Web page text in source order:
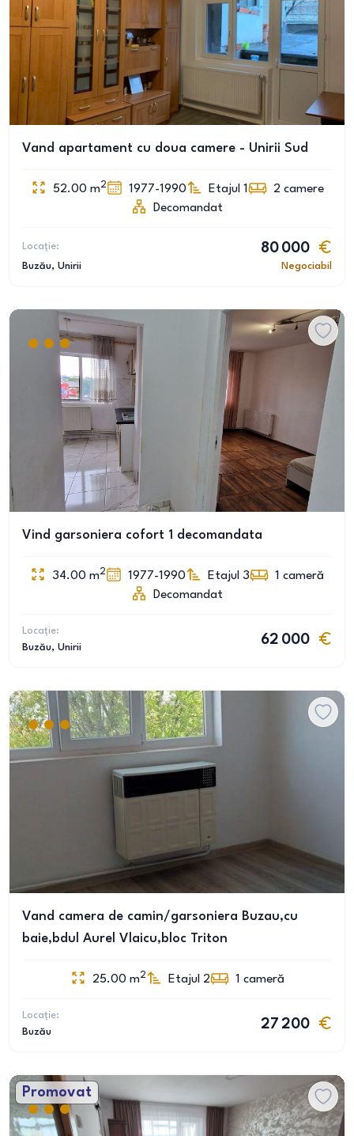
Vand apartament cu doua camere - Unirii Sud
52.00 m2 1977-1990 Etajul 1 2 camere
Decomandat
Locație:
Buzău, Unirii
80 000
Negociabil
Vind garsoniera cofort 1 decomandata
34.00 m2 1977-1990 Etajul 3 1 cameră
Decomandat
Locație:
Buzău, Unirii
62 000
Vand camera de camin/garsoniera Buzau,cu
baie,bdul Aurel Vlaicu,bloc Triton
25.00 m2 Etajul 2 1 cameră
Locație:
Buzău
27 200
Promovat